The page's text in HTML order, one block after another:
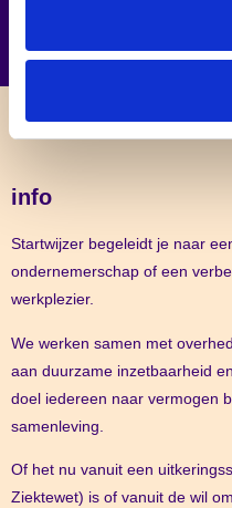
info
Startwijzer begeleidt je naar
ondernemerschap of een
werkplezier.
We werken samen met
aan duurzame inzetbaarheid
doel iedereen naar vermogen
samenleving.
Of het nu vanuit een
Ziektewet) is of vanuit de wil